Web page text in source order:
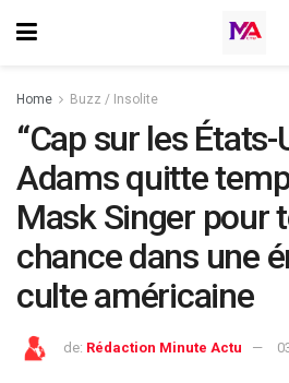
Home Buzz / Insolite
“Cap sur les États-
Adams quitte
Mask Singer pour
chance dans une
culte américaine
de: Rédaction Minute Actu